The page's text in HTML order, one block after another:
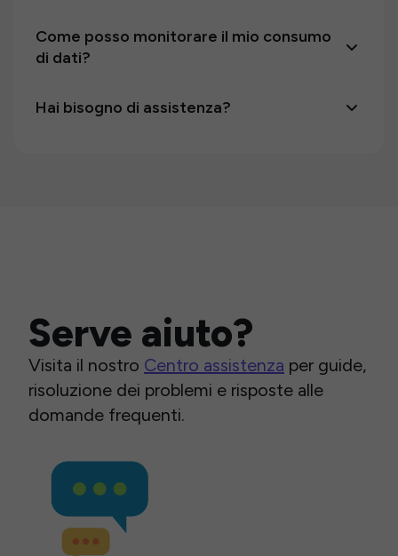
Come posso monitorare il mio consumo
di dati?
Hai bisogno di assistenza?
Serve aiuto?
Visita il nostro Centro assistenza per guide,
risoluzione dei problemi e risposte alle
domande frequenti.